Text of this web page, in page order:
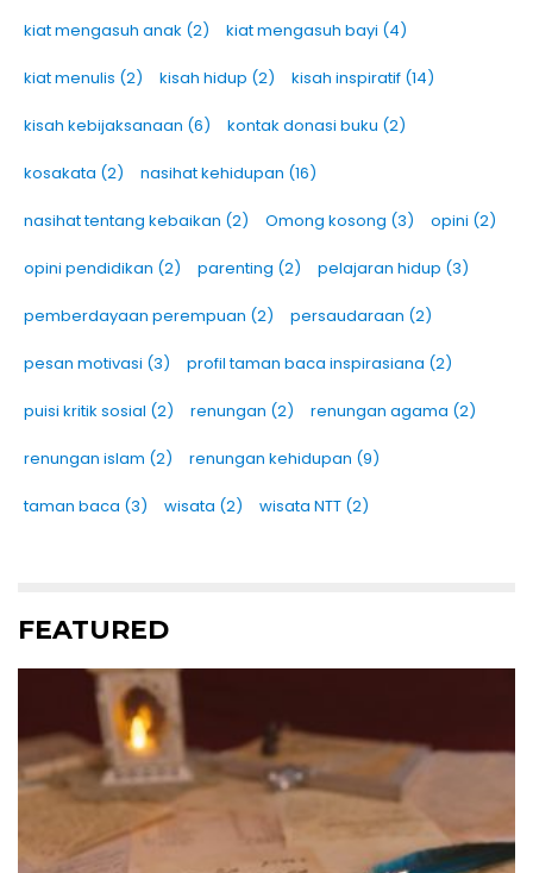
kiat mengasuh anak (2) kiat mengasuh bayi (4)
kiat menulis (2) kisah hidup (2) kisah inspiratif (14)
kisah kebijaksanaan (6) kontak donasi buku (2)
kosakata (2) nasihat kehidupan (16)
nasihat tentang kebaikan (2) Omong kosong (3) opini (2)
opini pendidikan (2) parenting (2) pelajaran hidup (3)
pemberdayaan perempuan (2) persaudaraan (2)
pesan motivasi (3) profil taman baca inspirasiana (2)
puisi kritik sosial (2) renungan (2) renungan agama (2)
renungan islam (2) renungan kehidupan (9)
taman baca (3) wisata (2) wisata NTT (2)
FEATURED